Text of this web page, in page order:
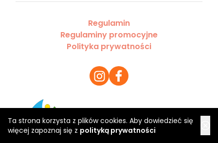
Ta strona korzysta z plików cookies. Aby dowiedzieć się
więcej zapoznaj się z polityką prywatności
Regulamin
Regulaminy promocyjne
Polityka prywatności